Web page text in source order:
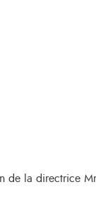
de la directrice